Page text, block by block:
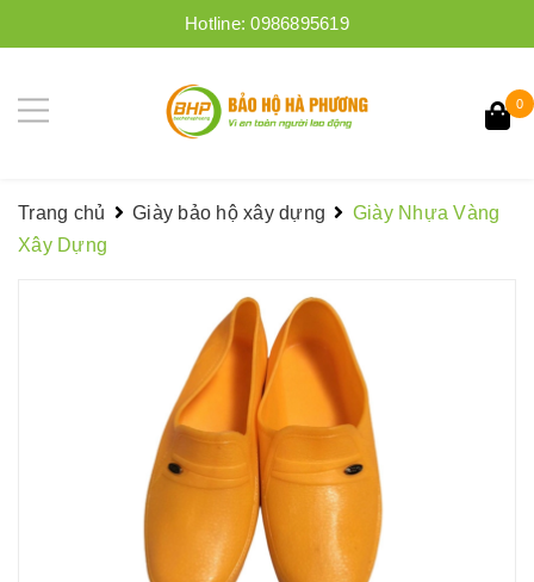
Hotline:0986895619
0
Trang chủ Giày bảo hộ xây dựng
Giày Nhựa Vàng
Xây Dựng